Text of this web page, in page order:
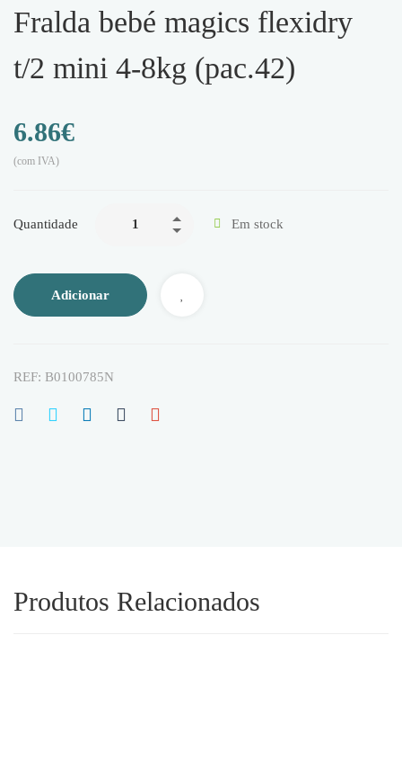
fralda bebé magics flexidry
t/2 mini 4-8kg (pac.42)
6.86€
(com IVA)
Quantidade Em stock
Adicionar
REF: B0100785N
Produtos Relacionados